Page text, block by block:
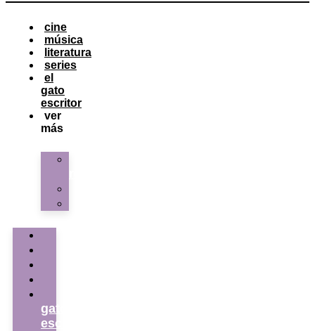
cine
música
literatura
series
el
gato
escritor
ver
más
gato
escritor